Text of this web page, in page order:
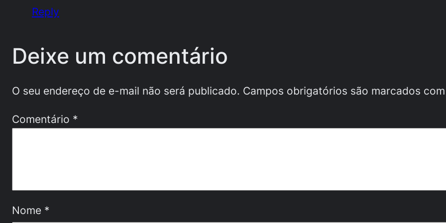
Reply
Deixe um comentário
O seu endereço de e-mail não será publicado. Campos obrigatórios são marcados
Comentário *
Nome *